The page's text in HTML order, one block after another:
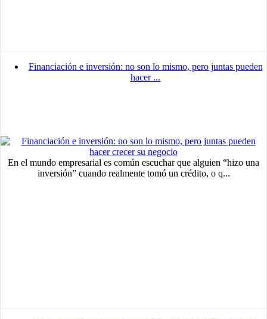
Financiación e inversión: no son lo mismo, pero juntas pueden
hacer ...
En el mundo empresarial es común escuchar que alguien “hizo una
inversión” cuando realmente tomó un crédito, o q...